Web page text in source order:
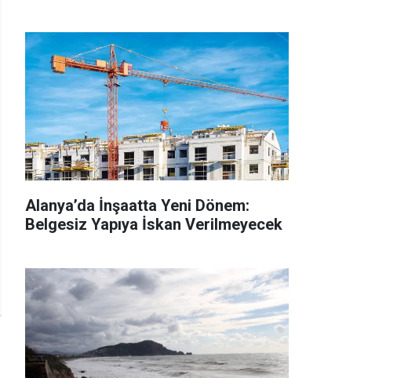
Alanya’da İnşaatta Yeni Dönem:
Belgesiz Yapıya İskan Verilmeyecek